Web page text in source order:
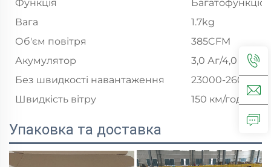
Функція
Вага
1.7kg
Об'єм повітря
385CFM
Акумулятор
3,0 Аг/4,0 Аг
Без швидкості навантаження
23000-26000
Швидкість вітру
150 км/год-200
Упаковка та доставка